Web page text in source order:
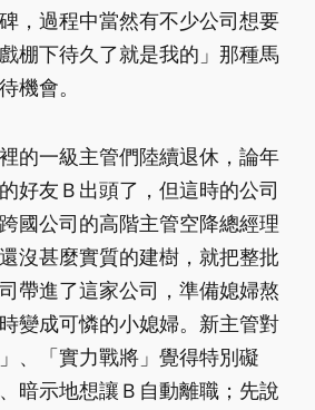
，過程中當然有不少公司想要
棚下待久了就是我的」那種馬
機會。
的一級主管們陸續退休，論年
好友Ｂ出頭了，但這時的公司
國公司的高階主管空降總經理
沒甚麼實質的建樹，就把整批
帶進了這家公司，準備媳婦熬
變成可憐的小媳婦。新主管對
、「實力戰將」覺得特別礙
暗示地想讓Ｂ自動離職；先說